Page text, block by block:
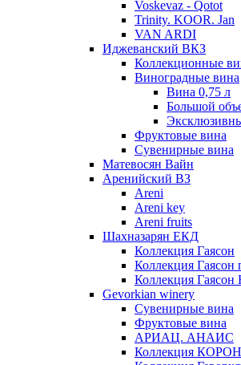
Voskevaz - Qotot
Trinity. KOOR. Jan
VAN ARDI
Иджеванский ВКЗ
Коллекционные
Виноградные вина
Вина 0,75 л
Большой
Фруктовые вина
Cувенирные вина
Матевосян Вайн
Аренийский ВЗ
Areni
Areni key
Areni fruits
Шахназарян ЕКД
Коллекция Гаясон
Коллекция Гаясон
Коллекция Гаясон
Gevorkian winery
Сувенирные вина
Фруктовые вина
АРИАЦ. АНАИС
Коллекция